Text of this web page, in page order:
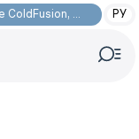
Критически опасная уязвимость в Adobe ColdFusion, позволяющая получить доступ к произвольным файлам: CVE-2026-48282 РУ